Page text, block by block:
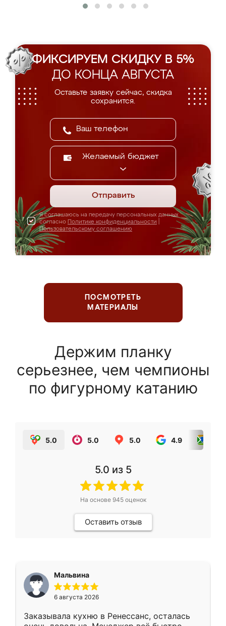
ФИКСИРУЕМ СКИДКУ В 5%
ДО КОНЦА АВГУСТА
Оставьте заявку сейчас, скидка
сохранится.
Желаемый бюджет
Отправить
Я соглашаюсь на передачу персональных данных
согласно Политике конфиденциальности
Пользовательскому соглашению
ПОСМОТРЕТЬ
МАТЕРИАЛЫ
Держим планку
серьезнее, чем чемпионы
по фигурному катанию
5.0 5.0 5.0 4.9
5.0 из 5
На основе 945оценок
Оставить отзыв
Мальвина
6 августа 2026
Заказывала кухню в Ренессанс, осталась